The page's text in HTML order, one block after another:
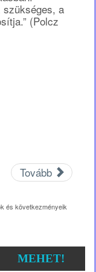
szükséges, a
(Polcz
Tovább
és következményeik
MEHET!